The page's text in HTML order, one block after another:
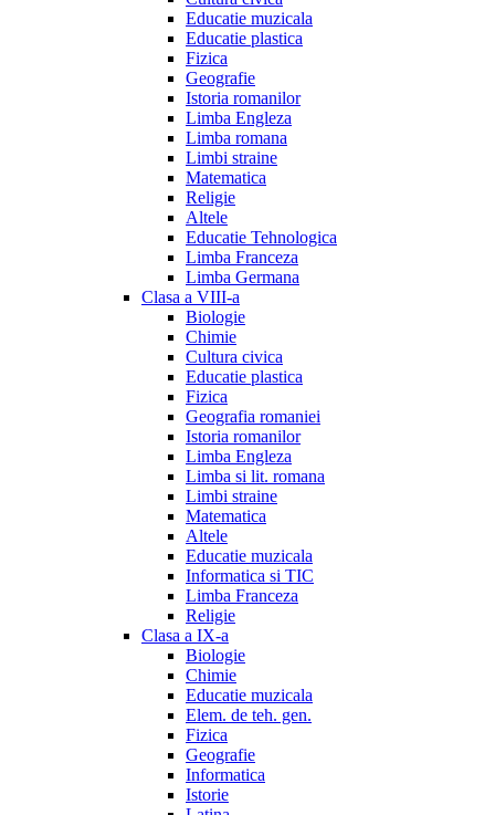
Educatie muzicala
Educatie plastica
Fizica
Geografie
Istoria romanilor
Limba Engleza
Limba romana
Limbi straine
Matematica
Religie
Altele
Educatie Tehnologica
Limba Franceza
Limba Germana
Clasa a VIII-a
Biologie
Chimie
Cultura civica
Educatie plastica
Fizica
Geografia romaniei
Istoria romanilor
Limba Engleza
Limba si lit. romana
Limbi straine
Matematica
Altele
Educatie muzicala
Informatica si TIC
Limba Franceza
Religie
Clasa a IX-a
Biologie
Chimie
Educatie muzicala
Elem. de teh. gen.
Fizica
Geografie
Informatica
Istorie